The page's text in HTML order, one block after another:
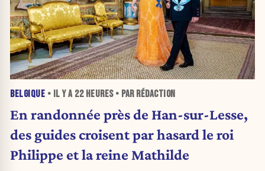
BELGIQUE • IL Y A 22 HEURES• PAR RÉDACTION
En randonnée près de Han-sur-Lesse,
des guides croisent par hasard le roi
Philippe et la reine Mathilde